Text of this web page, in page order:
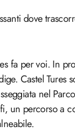
dove
fa per voi. In
Castel Tures
nel
un percorso a